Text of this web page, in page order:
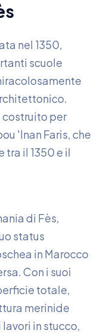
nel 1350,
scuole
per
'Inan Faris, che
tra il 1350 e il
di Fès,
status
in Marocco
Con i suoi
totale,
merinide
in stucco,